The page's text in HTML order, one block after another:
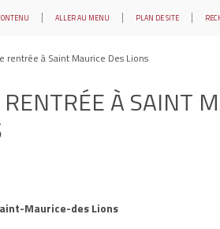
ALLER AU MENU PLAN DE SITE
rentrée à Saint Maurice Des Lions
À SAINT
Maurice-des Lions